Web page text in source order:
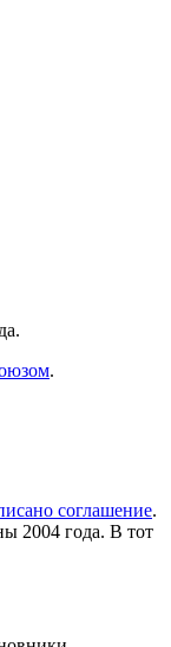
.
соглашение.
2004 года. В тот